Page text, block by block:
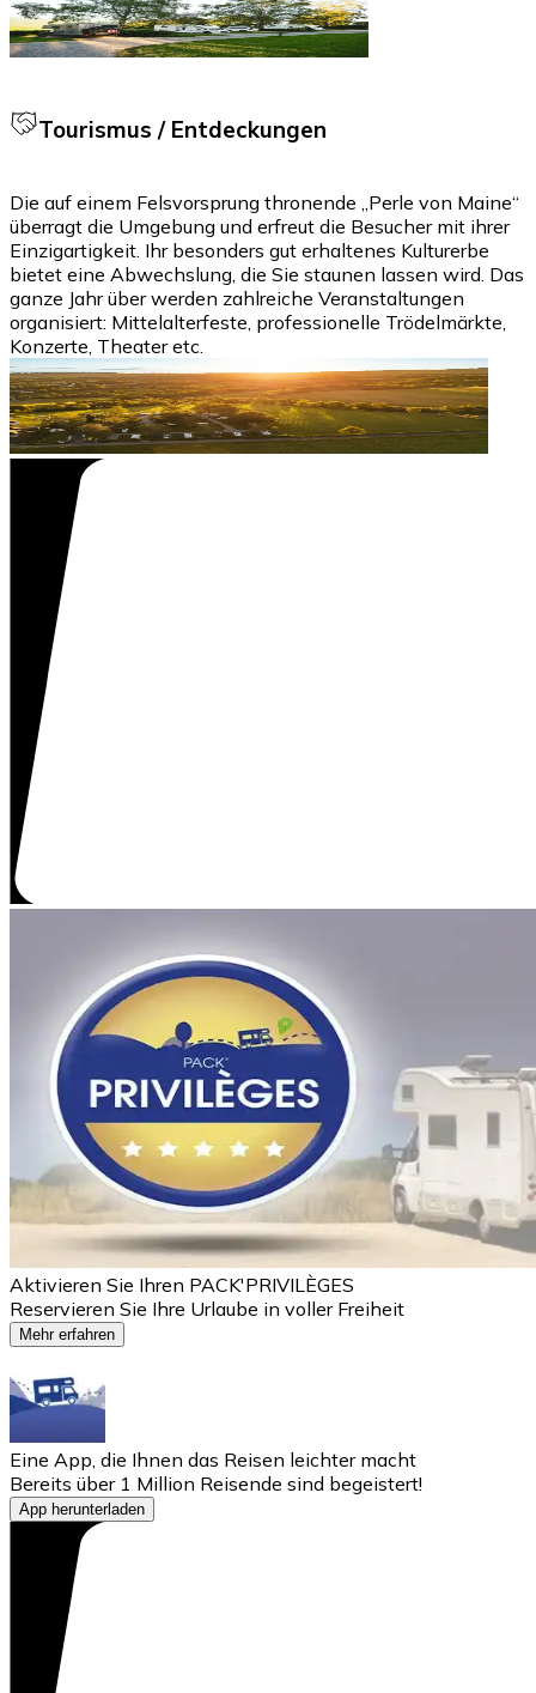
Tourismus / Entdeckungen
Die auf einem Felsvorsprung thronende „Perle von Maine“
überragt die Umgebung und erfreut die Besucher mit ihrer
Einzigartigkeit. Ihr besonders gut erhaltenes Kulturerbe
bietet eine Abwechslung, die Sie staunen lassen wird. Das
ganze Jahr über werden zahlreiche Veranstaltungen
organisiert: Mittelalterfeste, professionelle Trödelmärkte,
Konzerte, Theater etc.
Aktivieren Sie Ihren PACK'PRIVILÈGES
Reservieren Sie Ihre Urlaube in voller Freiheit
Mehr erfahren
Eine App, die Ihnen das Reisen leichter macht
Bereits über 1 Million Reisende sind begeistert!
App herunterladen